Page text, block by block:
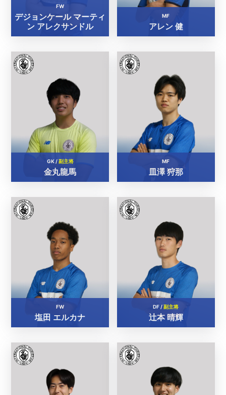
FW
デジョンケール マーティ
ン アレクサンドル
MF
アレン 健
GK /副主将
金丸龍馬
MF
皿澤 狩那
FW
塩田 エルカナ
DF /副主将
辻本 晴輝